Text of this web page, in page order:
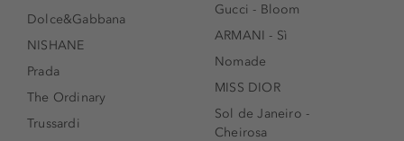
Dolce&Gabbana
NISHANE
Prada
The Ordinary
Trussardi
Gucci - Bloom
ARMANI - Sì
Nomade
MISS DIOR
Sol de Janeiro -
Cheirosa